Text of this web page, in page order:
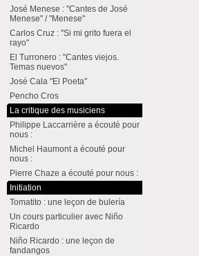
José Menese : "Cantes de José
Menese" / "Menese"
Carlos Cruz : "Si mi grito fuera el
rayo"
El Turronero : "Cantes viejos.
Temas nuevos"
José Cala "El Poeta"
Pencho Cros
La critique des musiciens
Philippe Laccarrière a écouté pour
nous :
Michel Haumont a écouté pour
nous :
Pierre Chaze a écouté pour nous :
Initiation
Tomatito : une leçon de bulería
Un cours particulier avec Niño
Ricardo
Niño Ricardo : une leçon de
fandangos